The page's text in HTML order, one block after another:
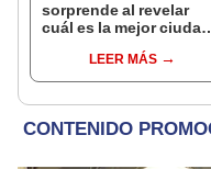
sorprende al revelar
cuál es la mejor ciudad
Cuzco, ni Arequipa y
menos Lima
LEER MÁS